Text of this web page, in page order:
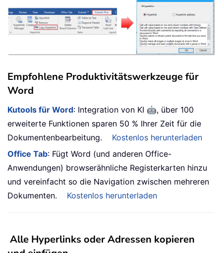
Empfohlene Produktivitätswerkzeuge für
Word
Kutools für Word: Integration von KI 🤖, über 100
erweiterte Funktionen sparen 50 % Ihrer Zeit für die
Dokumentenbearbeitung.
Kostenlos herunterladen
Office Tab: Fügt Word (und anderen Office-
Anwendungen) browserähnliche Registerkarten hinzu
und vereinfacht so die Navigation zwischen mehreren
Dokumenten.
Kostenlos herunterladen
Alle Hyperlinks oder Adressen kopieren